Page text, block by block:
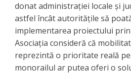
donat administrației locale și
astfel încât autoritățile să
implementarea proiectului
Asociația consideră că
reprezintă o prioritate reală
monorailul ar putea oferi o